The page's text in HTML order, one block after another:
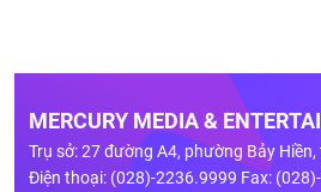
MERCURY MEDIA &
Trụ sở: 27 đường A4, phường Bảy
Điện thoại: (028)-2236.9999 Fax: